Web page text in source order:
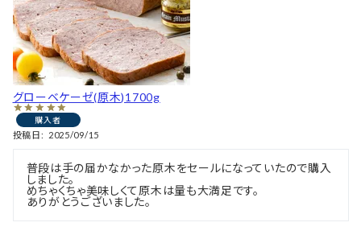
グローベケーゼ(原木)1700g
購入者
投稿日 2025/09/15
普段は手の届かなかった原木をセールになっていたので購入
しました。
めちゃくちゃ美味しくて原木は量も大満足です。
ありがとうございました。